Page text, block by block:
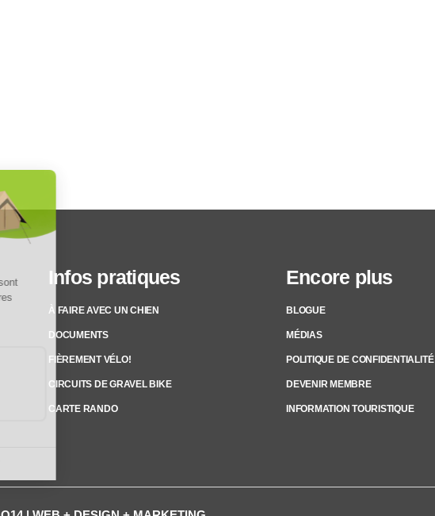
Infos pratiques
À FAIRE AVEC UN CHIEN
DOCUMENTS
FIÈREMENT VÉLO!
CIRCUITS DE GRAVEL BIKE
CARTE RANDO
Encore plus
BLOGUE
MÉDIAS
POLITIQUE DE CONFIDENTIALITÉ
DEVENIR MEMBRE
INFORMATION TOURISTIQUE